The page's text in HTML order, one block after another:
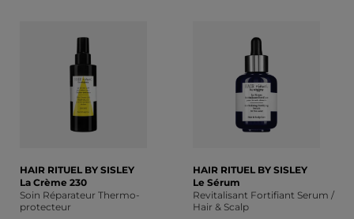
HAIR RITUEL BY SISLEY
La Crème 230
Soin Réparateur Thermo-
protecteur
HAIR RITUEL BY SISLEY
Le Sérum
Revitalisant Fortifiant Serum /
Hair & Scalp